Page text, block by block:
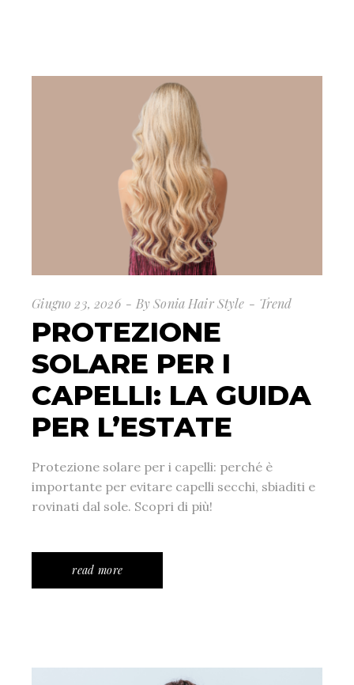
Giugno 23, 2026 By Sonia Hair Style Trend
PROTEZIONE
SOLARE PER I
CAPELLI: LA GUIDA
PER L’ESTATE
Protezione solare per i capelli: perché è
importante per evitare capelli secchi, sbiaditi e
rovinati dal sole. Scopri di più!
read more